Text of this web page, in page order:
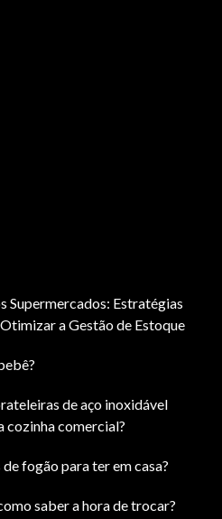
Supermercados: Estratégias
a Gestão de Estoque
de aço inoxidável
cozinha comercial?
fogão para ter em casa?
saber a hora de trocar?